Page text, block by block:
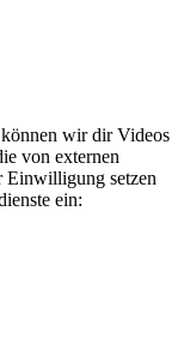
wir dir Videos
von externen
Einwilligung setzen
ein: